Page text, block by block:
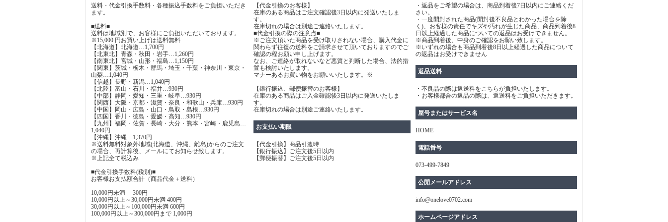
送料・代金引換手数料・各種振込手数料をご負担いただき
ます。
■送料■
送料は地域別で、お客様にご負担いただいております。
※15,000 円お買い上げは送料無料
【北海道】北海道…1,700円
【北東北】青森・秋田・岩手…1,260円
【南東北】宮城・山形・福島…1,150円
【関東】茨城・栃木・群馬・埼玉・千葉・神奈川・東京・
山梨…1,040円
【信越】長野・新潟…1,040円
【北陸】富山・石川・福井…930円
【中部】静岡・愛知・三重・岐阜…930円
【関西】大阪・京都・滋賀・奈良・和歌山・兵庫…930円
【中国】岡山・広島・山口・鳥取・島根…930円
【四国】香川・徳島・愛媛・高知…930円
【九州】福岡・佐賀・長崎・大分・熊本・宮崎・鹿児島…
1,040円
【沖縄】沖縄…1,370円
※送料無料対象外地域(北海道、沖縄、離島)からのご注文
の場合、再計算後、メールにてお知らせ致します。
※上記全て税込み
■代金引換手数料(税別)■
お客様お支払額合計（商品代金＋送料）
10,000円未満 300円
10,000円以上～30,000円未満 400円
30,000円以上～100,000円未満 600円
100,000円以上～300,000円まで 1,000円
【代金引換のお客様】
在庫のある商品はご注文確認後3日以内に発送いたしま
す。
在庫切れの場合は別途ご連絡いたします。
■代金引換の際の注意点■
※ご注文頂いた商品を受け取りされない場合、購入代金に
関わらず往復の送料をご請求させて頂いておりますのでご
確認の程お願い申し上げます。
なお、ご連絡が取れないなど悪質と判断した場合、法的措
置も検討いたします。
マナーあるお買い物をお願いいたします。※
【銀行振込、郵便振替のお客様】
在庫のある商品はご入金確認後3日以内に発送いたしま
す。
在庫切れの場合は別途ご連絡いたします。
お支払い期限
【代金引換】商品引渡時
【銀行振込】ご注文後5日以内
【郵便振替】ご注文後5日以内
・返品をご希望の場合は、商品到着後7日以内にご連絡くだ
さい。
・一度開封された商品(開封後不良品とわかった場合を除
く)、お客様の責任でキズや汚れが生じた商品、商品到着後8
日以上経過した商品についての返品はお受けできません。
※商品到着後、中身のご確認をお願い致します。
※いずれの場合も商品到着後8日以上経過した商品について
の返品はお受けできません
返品送料
・不良品の際は返送料をこちらが負担いたします。
・お客様都合の返品の際は、返送料をご負担いただきます。
屋号またはサービス名
HOME
電話番号
073-499-7849
公開メールアドレス
info@onelove0702.com
ホームページアドレス